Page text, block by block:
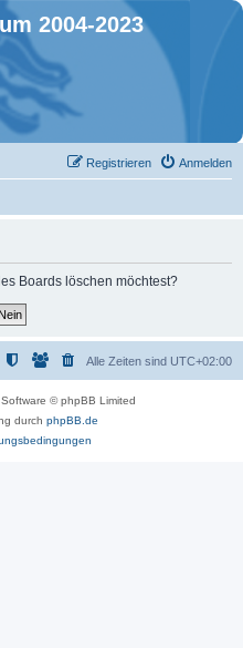
2004-2023
Anmelden
Registrieren
Boards löschen möchtest?
Alle Zeiten sind UTC+02:00
© phpBB Limited
durch phpBB.de